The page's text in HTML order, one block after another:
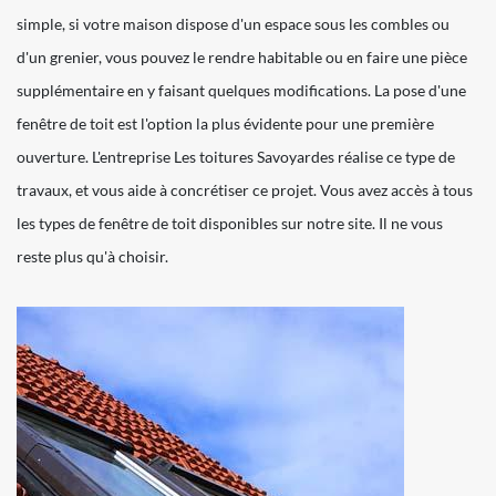
simple, si votre maison dispose d'un espace sous les combles ou
d'un grenier, vous pouvez le rendre habitable ou en faire une pièce
supplémentaire en y faisant quelques modifications. La pose d'une
fenêtre de toit est l'option la plus évidente pour une première
ouverture. L'entreprise Les toitures Savoyardes réalise ce type de
travaux, et vous aide à concrétiser ce projet. Vous avez accès à tous
les types de fenêtre de toit disponibles sur notre site. Il ne vous
reste plus qu'à choisir.